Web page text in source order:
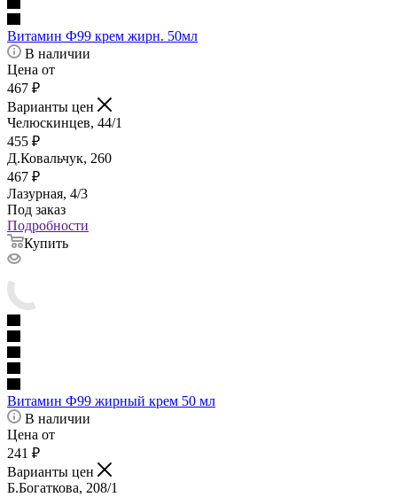
Витамин Ф99 крем жирн. 50мл
В наличии
Цена от
467 ₽
Варианты цен
Челюскинцев, 44/1
455 ₽
Д.Ковальчук, 260
467 ₽
Лазурная, 4/3
Под заказ
Подробности
Купить
Витамин Ф99 жирный крем 50 мл
В наличии
Цена от
241 ₽
Варианты цен
Б.Богаткова, 208/1